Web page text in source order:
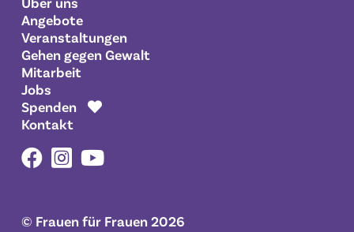
Angebote
Veranstaltungen
Gehen gegen Gewalt
Mitarbeit
Jobs
Spenden
Kontakt
© Frauen für Frauen2026